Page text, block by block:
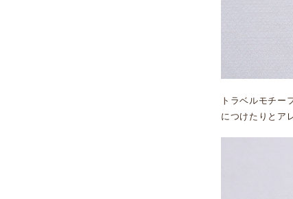
トラベルモチー
につけたりとア